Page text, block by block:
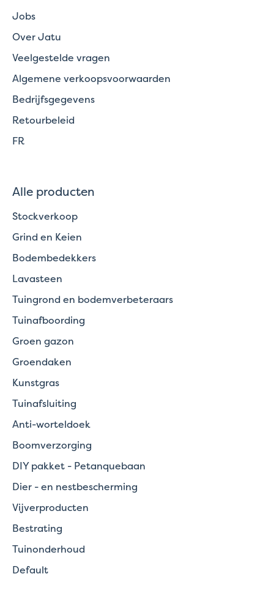
Jobs
Over Jatu
Veelgestelde vragen
Algemene verkoopsvoorwaarden
Bedrijfsgegevens
Retourbeleid
FR
Alle producten
Stockverkoop
Grind en Keien
Bodembedekkers
Lavasteen
Tuingrond en bodemverbeteraars
Tuinafboording
Groen gazon
Groendaken
Kunstgras
Tuinafsluiting
Anti-worteldoek
Boomverzorging
DIY pakket - Petanquebaan
Dier - en nestbescherming
Vijverproducten
Bestrating
Tuinonderhoud
Default